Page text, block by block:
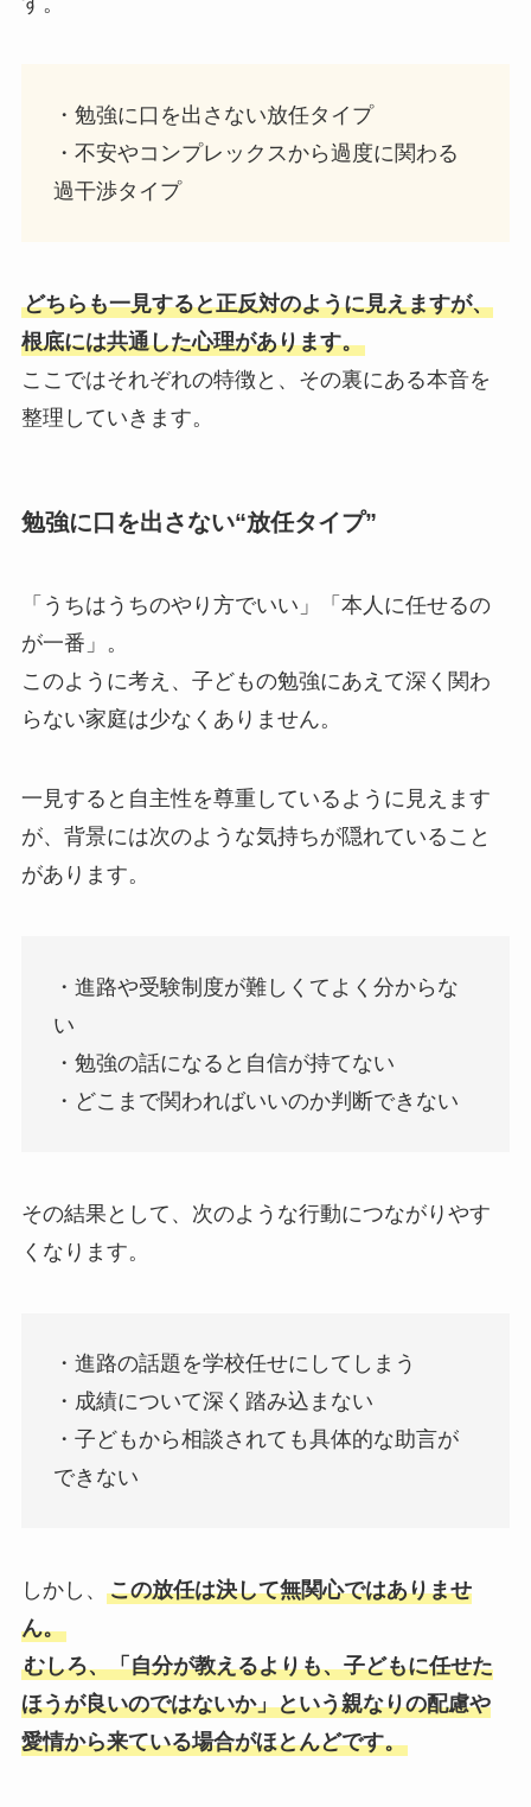
・勉強に口を出さない放任タイプ
・不安やコンプレックスから過度に関わる
過干渉タイプ
どちらも一見すると正反対のように見えますが、
根底には共通した心理があります。
ここではそれぞれの特徴と、その裏にある本音を
整理していきます。
勉強に口を出さない“放任タイプ”
「うちはうちのやり方でいい」「本人に任せるの
が一番」。
このように考え、子どもの勉強にあえて深く関わ
らない家庭は少なくありません。
一見すると自主性を尊重しているように見えます
が、背景には次のような気持ちが隠れていること
があります。
・進路や受験制度が難しくてよく分からな
い
・勉強の話になると自信が持てない
・どこまで関わればいいのか判断できない
その結果として、次のような行動につながりやす
くなります。
・進路の話題を学校任せにしてしまう
・成績について深く踏み込まない
・子どもから相談されても具体的な助言が
できない
しかし、 この放任は決して無関心ではありませ
ん。
むしろ、「自分が教えるよりも、子どもに任せた
ほうが良いのではないか」という親なりの配慮や
愛情から来ている場合がほとんどです。